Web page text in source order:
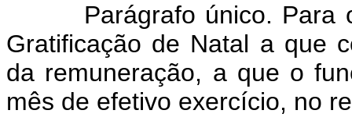
Parágrafo único. Para os
Gratificação de Natal a que
da remuneração, a que o
mês de efetivo exercício, no